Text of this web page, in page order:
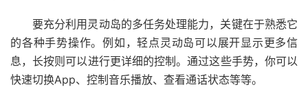
要充分利用灵动岛的多任务处理能力，关键在于熟悉它
的各种手势操作。例如，轻点灵动岛可以展开显示更多信
息，长按则可以进行更详细的控制。通过这些手势，你可以
快速切换App、控制音乐播放、查看通话状态等等。